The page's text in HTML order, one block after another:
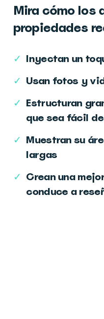
Mira cómo los
propiedades
✓ Inyectan un
✓ Usan fotos y
✓ Estructuran
que sea fácil
✓ Muestran su
largas
✓ Crean una
conduce a